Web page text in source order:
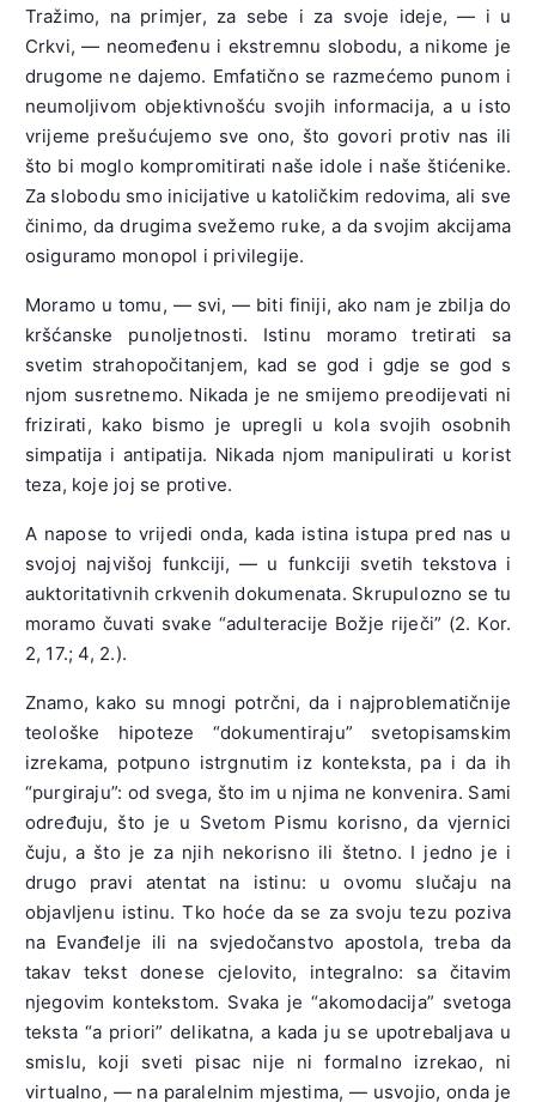
Tražimo, na primjer, za sebe i za svoje ideje, — i u
Crkvi, — neomeđenu i ekstremnu slobodu, a nikome je
drugome ne dajemo. Emfatično se razmećemo punom i
neumoljivom objektivnošću svojih informacija, a u isto
vrijeme prešućujemo sve ono, što govori protiv nas ili
što bi moglo kompromitirati naše idole i naše štićenike.
Za slobodu smo inicijative u katoličkim redovima, ali sve
činimo, da drugima svežemo ruke, a da svojim akcijama
osiguramo monopol i privilegije.
Moramo u tomu, — svi, — biti finiji, ako nam je zbilja do
kršćanske punoljetnosti. Istinu moramo tretirati sa
svetim strahopočitanjem, kad se god i gdje se god s
njom susretnemo. Nikada je ne smijemo preodijevati ni
frizirati, kako bismo je upregli u kola svojih osobnih
simpatija i antipatija. Nikada njom manipulirati u korist
teza, koje joj se protive.
A napose to vrijedi onda, kada istina istupa pred nas u
svojoj najvišoj funkciji, — u funkciji svetih tekstova i
auktoritativnih crkvenih dokumenata. Skrupulozno se tu
moramo čuvati svake “adulteracije Božje riječi” (2. Kor.
2, 17.; 4, 2.).
Znamo, kako su mnogi potrčni, da i najproblematičnije
teološke hipoteze “dokumentiraju” svetopisamskim
izrekama, potpuno istrgnutim iz konteksta, pa i da ih
“purgiraju”: od svega, što im u njima ne konvenira. Sami
određuju, što je u Svetom Pismu korisno, da vjernici
čuju, a što je za njih nekorisno ili štetno. I jedno je i
drugo pravi atentat na istinu: u ovomu slučaju na
objavljenu istinu. Tko hoće da se za svoju tezu poziva
na Evanđelje ili na svjedočanstvo apostola, treba da
takav tekst donese cjelovito, integralno: sa čitavim
njegovim kontekstom. Svaka je “akomodacija” svetoga
teksta “a priori” delikatna, a kada ju se upotrebaljava u
smislu, koji sveti pisac nije ni formalno izrekao, ni
virtualno, — na paralelnim mjestima, — usvojio, onda je